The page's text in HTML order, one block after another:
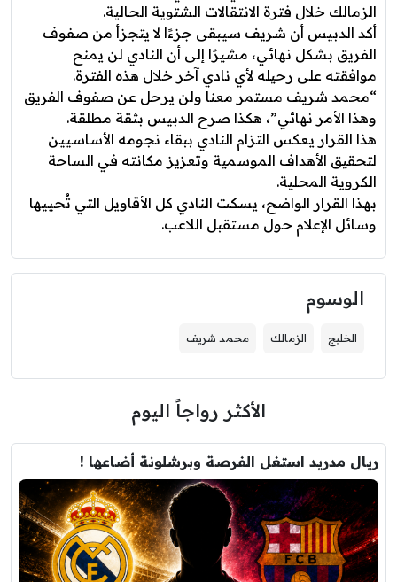
الزمالك خلال فترة الانتقالات الشتوية الحالية.
أكد الدبيس أن شريف سيبقى جزءًا لا يتجزأ من صفوف
الفريق بشكل نهائي، مشيرًا إلى أن النادي لن يمنح
موافقته على رحيله لأي نادي آخر خلال هذه الفترة.
“محمد شريف مستمر معنا ولن يرحل عن صفوف الفريق
وهذا الأمر نهائي”، هكذا صرح الدبيس بثقة مطلقة.
هذا القرار يعكس التزام النادي ببقاء نجومه الأساسيين
لتحقيق الأهداف الموسمية وتعزيز مكانته في الساحة
الكروية المحلية.
بهذا القرار الواضح، يسكت النادي كل الأقاويل التي تُحييها
وسائل الإعلام حول مستقبل اللاعب.
الوسوم
الخليج الزمالك محمد شريف
الأكثر رواجاً اليوم
ريال مدريد استغل الفرصة وبرشلونة أضاعها !